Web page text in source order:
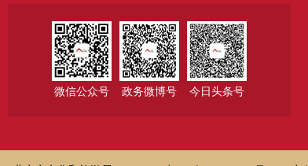
微信公众号 政务微博号 今日头条号